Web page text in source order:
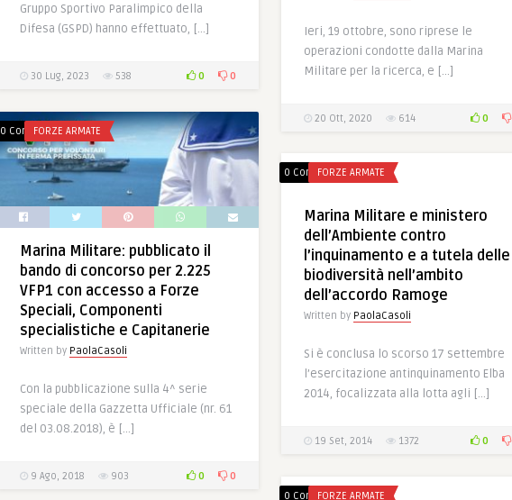
Gruppo Sportivo Paralimpico della
Difesa (GSPD) hanno effettuato, […]
30 Lug, 2023 538 0 0
Ieri, 19 ottobre, sono riprese le
operazioni condotte dalla Marina
Militare per la ricerca, e […]
20 Ott, 2020 614 0
0 CommentsFORZE ARMATE
Marina Militare: pubblicato il
bando di concorso per 2.225
VFP1 con accesso a Forze
Speciali, Componenti
specialistiche e Capitanerie
Written by PaolaCasoli
Con la pubblicazione sulla 4^ serie
speciale della Gazzetta Ufficiale (nr. 61
del 03.08.2018), è […]
9 Ago, 2018 903 0 0
0 CommentsFORZE ARMATE
Marina Militare e ministero
dell’Ambiente contro
l’inquinamento e a tutela delle
biodiversità nell’ambito
dell’accordo Ramoge
Written by PaolaCasoli
Si è conclusa lo scorso 17 settembre
l’esercitazione antinquinamento Elba
2014, focalizzata alla lotta agli […]
19 Set, 2014 1372 0
0 CommentsFORZE ARMATE